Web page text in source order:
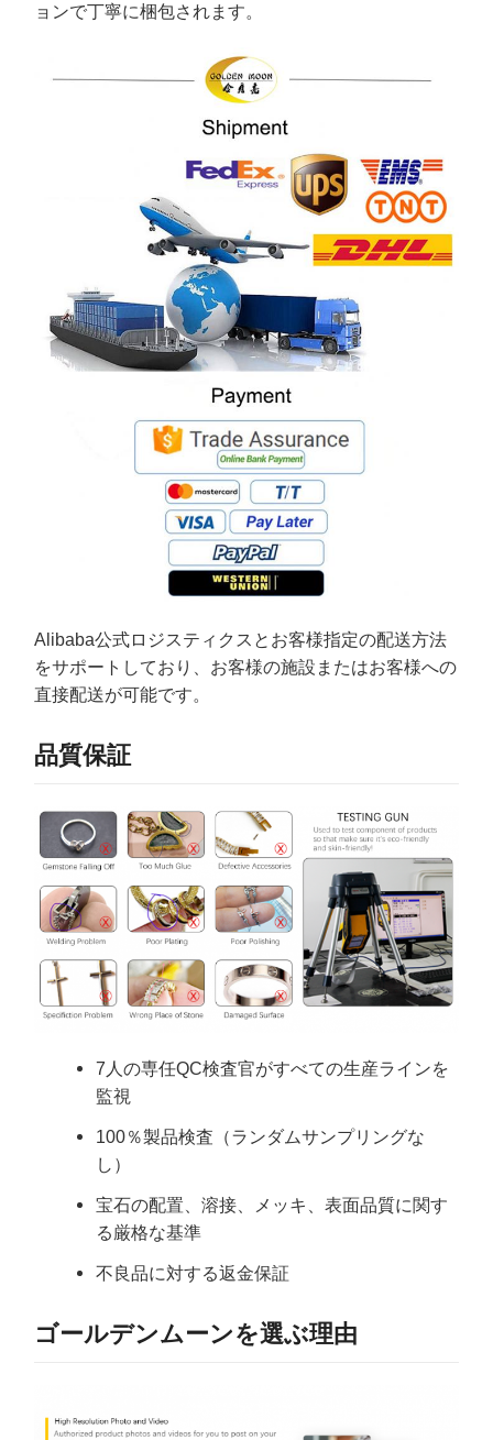
ョンで丁寧に梱包されます。
Alibaba公式ロジスティクスとお客様指定の配送方法
をサポートしており、お客様の施設またはお客様への
直接配送が可能です。
品質保証
7人の専任QC検査官がすべての生産ラインを
監視
100％製品検査（ランダムサンプリングな
し）
宝石の配置、溶接、メッキ、表面品質に関す
る厳格な基準
不良品に対する返金保証
ゴールデンムーンを選ぶ理由